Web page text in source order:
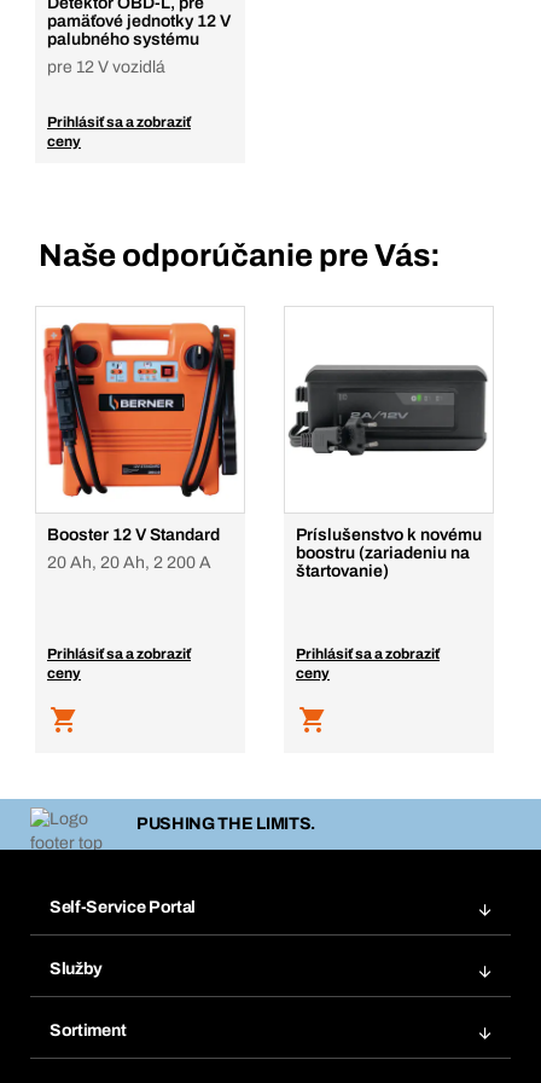
pamäťové jednotky 12 V
palubného systému
pre 12 V vozidlá
Prihlásiť sa a zobraziť
ceny
Naše odporúčanie pre Vás:
Booster 12 V Standard
20 Ah, 20 Ah, 2 200 A
Prihlásiť sa a zobraziť
ceny
Príslušenstvo k novému
boostru (zariadeniu na
štartovanie)
Prihlásiť sa a zobraziť
ceny
PUSHING THE LIMITS.
Self-Service Portal
Obľúbené
Opakované objednávky
Služby
Sortiment